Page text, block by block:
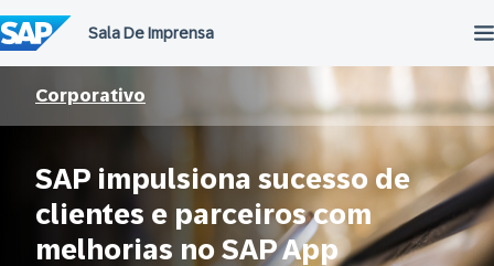
para
o
conteúdo
Corporativo
SAP impulsiona sucesso de
clientes e parceiros com
melhorias no SAP App